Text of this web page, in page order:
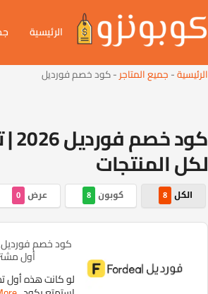
الرئيسية
الرئيسية-جميع المتاجر-كود خصم فورديل
لكل المنتجات
الكل 8 كوبون 8 عرض 0
أول
لو كانت هذه أول